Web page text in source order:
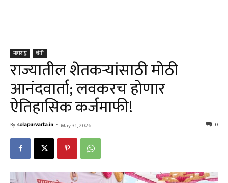
महाराष्ट्र शेती
राज्यातील शेतकऱ्यांसाठी मोठी
आनंदवार्ता; लवकरच होणार
ऐतिहासिक कर्जमाफी!
By solapurvarta.in - May 31, 2026 0